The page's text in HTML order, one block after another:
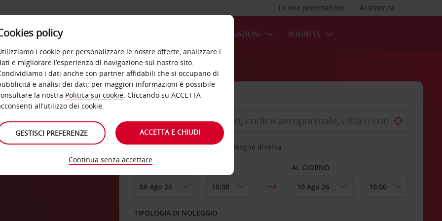
Assistenza
Le mie prenotazioni
OFFERTE DESTINAZIONI BUSINESS
Scegli una località di riconsegna diversa
DAL GIORNO AL GIORNO
TIPOLOGIA DI NOLEGGIO
policy
i cookie per personalizzare le nostre offerte, analizzare i
e migliorare l’esperienza di navigazione sul nostro sito.
i dati anche con partner affidabili che si occupano di
e analisi dei dati; per maggiori informazioni è possibile
la nostra Politica sui cookie. Cliccando su ACCETTA
all’utilizzo dei cookie.
GESTISCI PREFERENZE ACCETTA E CHIUDI
Continua senza accettare